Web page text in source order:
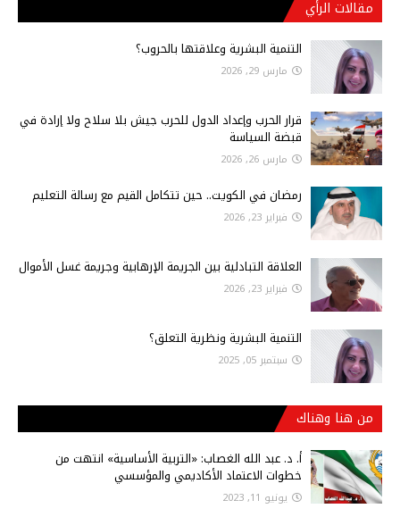
مقالات الرأي
التنمية البشرية وعلاقتها بالحروب؟
مارس 29, 2026
قرار الحرب وإعداد الدول للحرب جيش بلا سلاح ولا إرادة في
قبضة السياسة
مارس 26, 2026
رمضان في الكويت.. حين تتكامل القيم مع رسالة التعليم
فبراير 23, 2026
العلاقة التبادلية بين الجريمة الإرهابية وجريمة غسل الأموال
فبراير 23, 2026
التنمية البشرية ونظرية التعلق؟
سبتمبر 05, 2025
من هنا وهناك
أ‌. د. عبد الله الغصاب: «التربية الأساسية» انتهت من
خطوات الاعتماد الأكاديمي والمؤسسي
يونيو 11, 2023